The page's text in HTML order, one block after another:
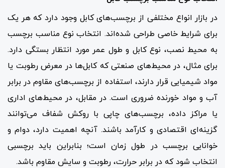
در بازار انواع مختلفی از برچسب‌های کابل وجود دارد که هر یک
برای شرایط خاصی طراحی شده‌اند. انتخاب نوع مناسب برچسب
به محیط نصب، نوع کابل و طول عمر مورد انتظار بستگی دارد.
برای مثال، در محیط‌های صنعتی که کابل‌ها در معرض رطوبت یا
مواد شیمیایی قرار دارند، استفاده از برچسب‌های مقاوم در برابر
آب و مواد خورنده ضروری است. در مقابل، در محیط‌های اداری
یا مراکز داده، برچسب‌های چاپی با روکش شفاف می‌توانند
گزینه‌ای اقتصادی و کارآمد باشند. آنچه اهمیت دارد، دوام و
خوانایی برچسب در طول زمان است؛ بنابراین باید برچسبی
انتخاب شود که در برابر حرارت، رطوبت و سایش مقاوم باشد.